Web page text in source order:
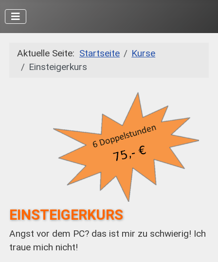
Aktuelle Seite: Startseite
Kurse
Einsteigerkurs
EINSTEIGERKURS
Angst vor dem PC? das ist mir zu schwierig! Ich
traue mich nicht!